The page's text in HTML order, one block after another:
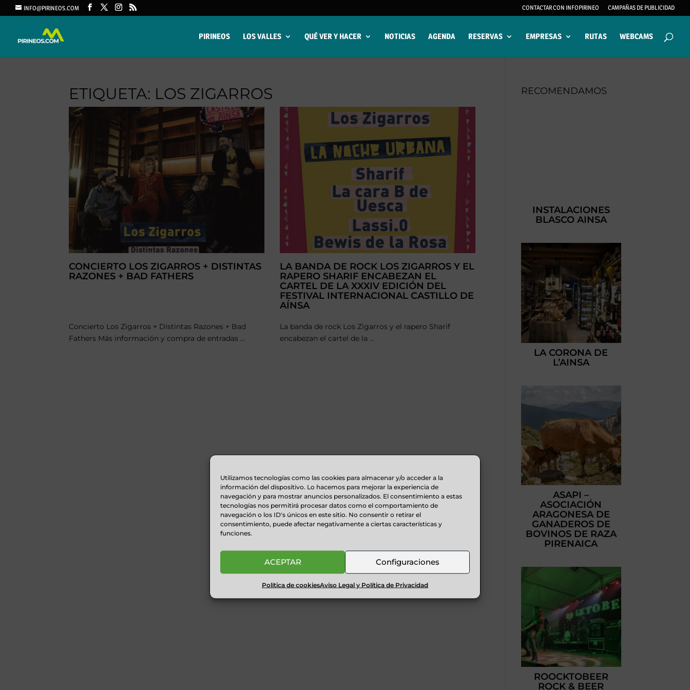
Utilizamos tecnologías como las cookies para almacenar y/o acceder a la
información del dispositivo. Lo hacemos para mejorar la experiencia de
navegación y para mostrar anuncios personalizados. El consentimiento a estas
tecnologías nos permitirá procesar datos como el comportamiento de
navegación o los ID's únicos en este sitio. No consentir o retirar el
consentimiento, puede afectar negativamente a ciertas características y
funciones.
ACEPTAR Configuraciones
Política de cookiesAviso Legal y Política de Privacidad
INFO@PIRINEOS.COM CONTACTAR CON INFOPIRINEO CAMPAÑAS DE PUBLICIDAD
PIRINEOS LOS VALLES QUÉ VER Y HACER NOTICIAS AGENDA RESERVAS EMPRESAS RUTAS WEBCAMS
ETIQUETA: LOS ZIGARROS
CONCIERTO LOS ZIGARROS + DISTINTAS
RAZONES + BAD FATHERS
Concierto Los Zigarros + Distintas Razones + Bad
Fathers Más información y compra de entradas ...
LA BANDA DE ROCK LOS ZIGARROS Y EL
RAPERO SHARIF ENCABEZAN EL
CARTEL DE LA XXXIV EDICIÓN DEL
FESTIVAL INTERNACIONAL CASTILLO DE
AÍNSA
La banda de rock Los Zigarros y el rapero Sharif
encabezan el cartel de la ...
RECOMENDAMOS
INSTALACIONES
BLASCO AINSA
LA CORONA DE
L’AINSA
ASAPI –
ASOCIACIÓN
ARAGONESA DE
GANADEROS DE
BOVINOS DE RAZA
PIRENAICA
ROOCKTOBEER
ROCK & BEER